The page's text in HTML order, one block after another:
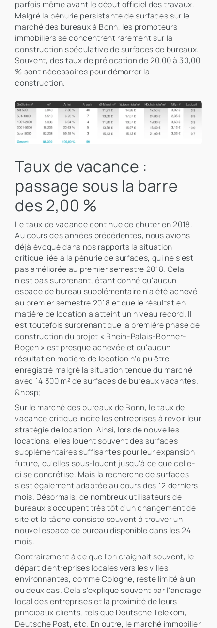
parfois même avant le début officiel des travaux.
Malgré la pénurie persistante de surfaces sur le
marché des bureaux à Bonn, les promoteurs
immobiliers se concentrent rarement sur la
construction spéculative de surfaces de bureaux.
Souvent, des taux de prélocation de 20,00 à 30,00
% sont nécessaires pour démarrer la
construction.
Taux de vacance :
passage sous la barre
des 2,00 %
Le taux de vacance continue de chuter en 2018.
Au cours des années précédentes, nous avions
déjà évoqué dans nos rapports la situation
critique liée à la pénurie de surfaces, qui ne s'est
pas améliorée au premier semestre 2018. Cela
n'est pas surprenant, étant donné qu'aucun
espace de bureau supplémentaire n'a été achevé
au premier semestre 2018 et que le résultat en
matière de location a atteint un niveau record. Il
est toutefois surprenant que la première phase de
construction du projet « Rhein-Palais-Bonner-
Bogen » est presque achevée et qu'aucun
résultat en matière de location n'a pu être
enregistré malgré la situation tendue du marché
avec 14 300 m² de surfaces de bureaux vacantes.
&nbsp;
Sur le marché des bureaux de Bonn, le taux de
vacance critique incite les entreprises à revoir leur
stratégie de location. Ainsi, lors de nouvelles
locations, elles louent souvent des surfaces
supplémentaires suffisantes pour leur expansion
future, qu'elles sous-louent jusqu'à ce que celle-
ci se concrétise. Mais la recherche de surfaces
s'est également adaptée au cours des 12 derniers
mois. Désormais, de nombreux utilisateurs de
bureaux s'occupent très tôt d'un changement de
site et la tâche consiste souvent à trouver un
nouvel espace de bureau disponible dans les 24
mois.
Contrairement à ce que l'on craignait souvent, le
départ d'entreprises locales vers les villes
environnantes, comme Cologne, reste limité à un
ou deux cas. Cela s'explique souvent par l'ancrage
local des entreprises et la proximité de leurs
principaux clients, tels que Deutsche Telekom,
Deutsche Post, etc. En outre, le marché immobilier